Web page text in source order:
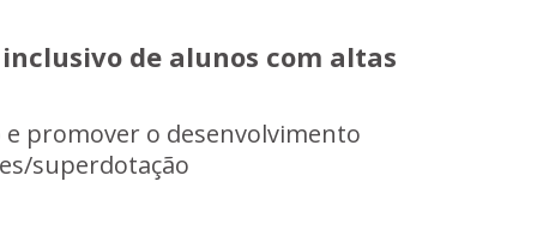
de alunos com altas
promover o desenvolvimento
superdotação